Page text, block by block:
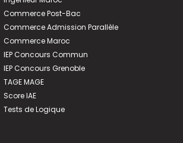
Commerce Post-Bac
Commerce Admission Parallèle
Commerce Maroc
IEP Concours Commun
IEP Concours Grenoble
TAGE MAGE
Score IAE
Tests de Logique